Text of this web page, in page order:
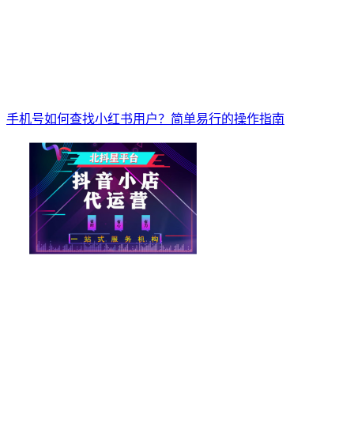
手机号如何查找小红书用户？简单易行的操作指南